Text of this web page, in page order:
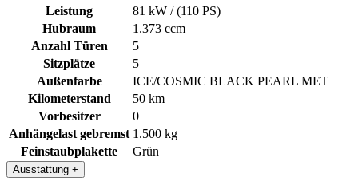
Leistung
81 kW / (110 PS)
Hubraum
1.373 ccm
Anzahl Türen
5
Sitzplätze
5
Außenfarbe
ICE/COSMIC BLACK PEARL MET
Kilometerstand
50 km
Vorbesitzer
0
Anhängelast gebremst 1.500 kg
Feinstaubplakette
Grün
Ausstattung +